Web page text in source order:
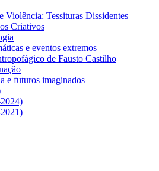
Violência: Tessituras Dissidentes
Criativos
e eventos extremos
de Fausto Castilho
e futuros imaginados